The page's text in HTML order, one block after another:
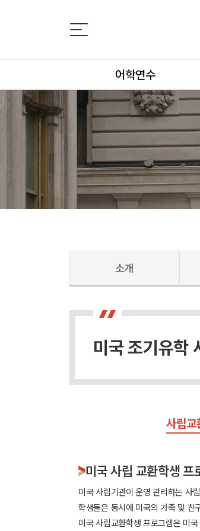
어학연수
소개
미국 조기유학
사립교
미국 사립 교환학생 프
미국 사립기관이 운영 관리하는 사
학생들은 동시에 미국의 가족 및 친
미국 사립교환학생 프로그램은 미